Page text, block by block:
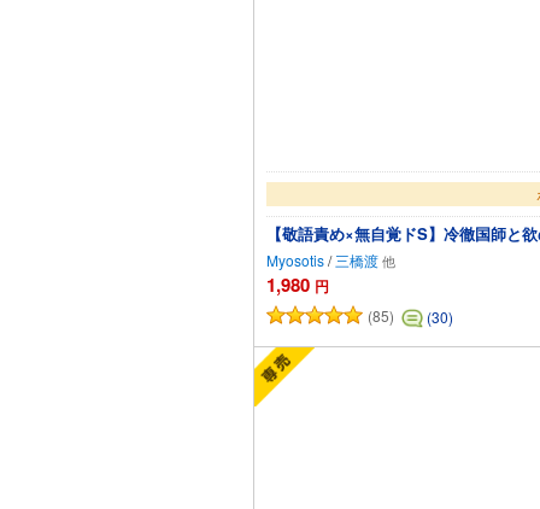
【敬語責め×無自覚ドS】冷徹国師と
Myosotis/ 三橋渡
1,980 円
(85) (30)